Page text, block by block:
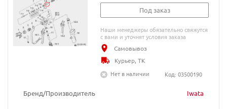
Бренд/Производитель Iwata
Под заказ
Наши менеджеры обязательно свяжутся
с вами и уточнят условия заказа
Самовывоз
Курьер, ТК
Нет в наличии
Код: 03500190